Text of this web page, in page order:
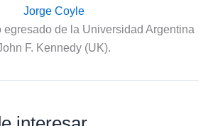
Jorge Coyle
egresado de la Universidad Argentina
F. Kennedy (UK).